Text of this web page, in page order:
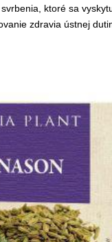
ktoré sa
zdravia ústnej